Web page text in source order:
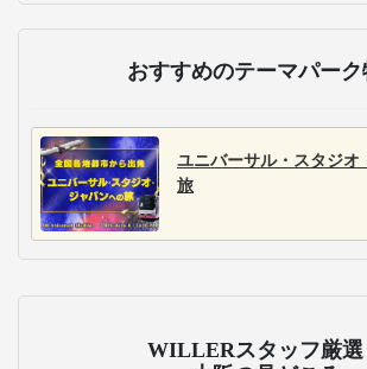
主な運行バス会社
州、北陸、近畿、中
国、四国方面への高速
株式会社
は、名古屋・静岡発着
を中心とした21路線を